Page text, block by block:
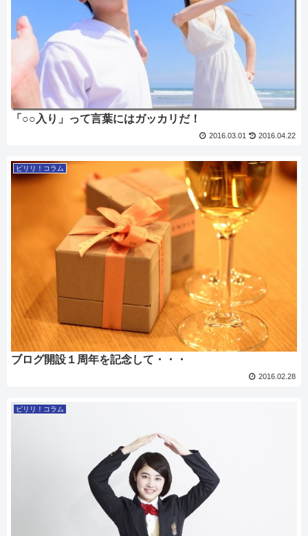
「○○入り」って言葉にはガッカリだ！
2016.03.01 2016.04.22
ピリリ！コラム
ブログ開設１周年を記念して・・・
2016.02.28
ピリリ！コラム